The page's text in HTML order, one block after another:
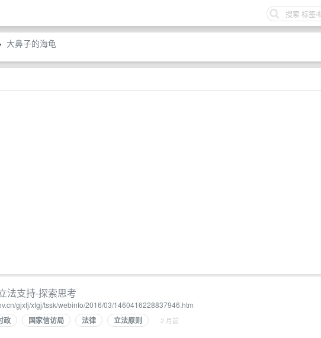
› 大鼻子的海龟
法支持-探索思考
gjxfj/xfgj/tssk/webinfo/2016/03/1460416228837946.htm
政 国家信访局 法律 立法原则 · 2 月前